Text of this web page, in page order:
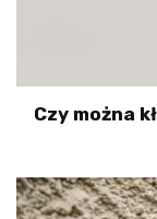
Czy można